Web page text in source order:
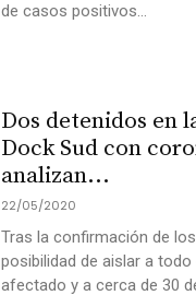
de casos positivos...
Dos detenidos en
Dock Sud con
analizan...
22/05/2020
Tras la confirmación de
posibilidad de aislar a
afectado y a cerca de 30